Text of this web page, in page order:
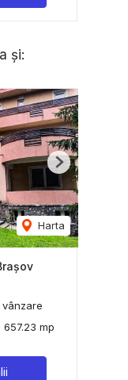
și:
Harta
Next
657.23 mp